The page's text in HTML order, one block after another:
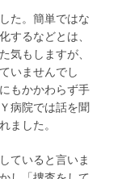
た。簡単ではな
するなどとは、
気もしますが、
いませんでし
もかかわらず手
病院では話を聞
ました。
ていると言いま